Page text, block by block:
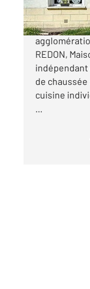
SAINT
REDON,
indépendant
de
cuisine
...